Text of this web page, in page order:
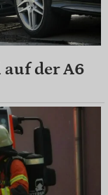
der A6